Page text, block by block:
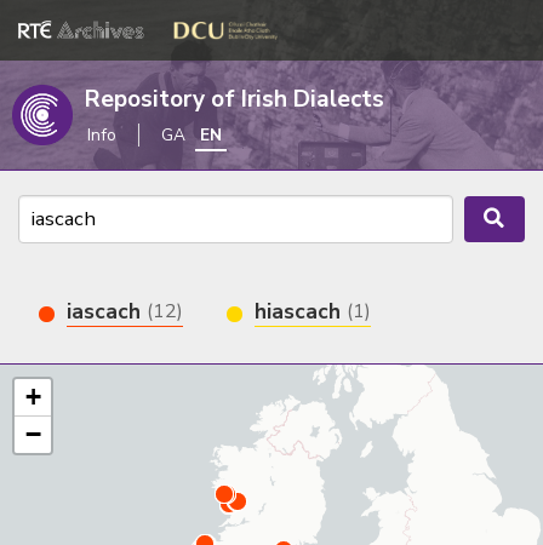
Repository of Irish Dialects
Info GA EN
iascach (12) hiascach (1)
+
−